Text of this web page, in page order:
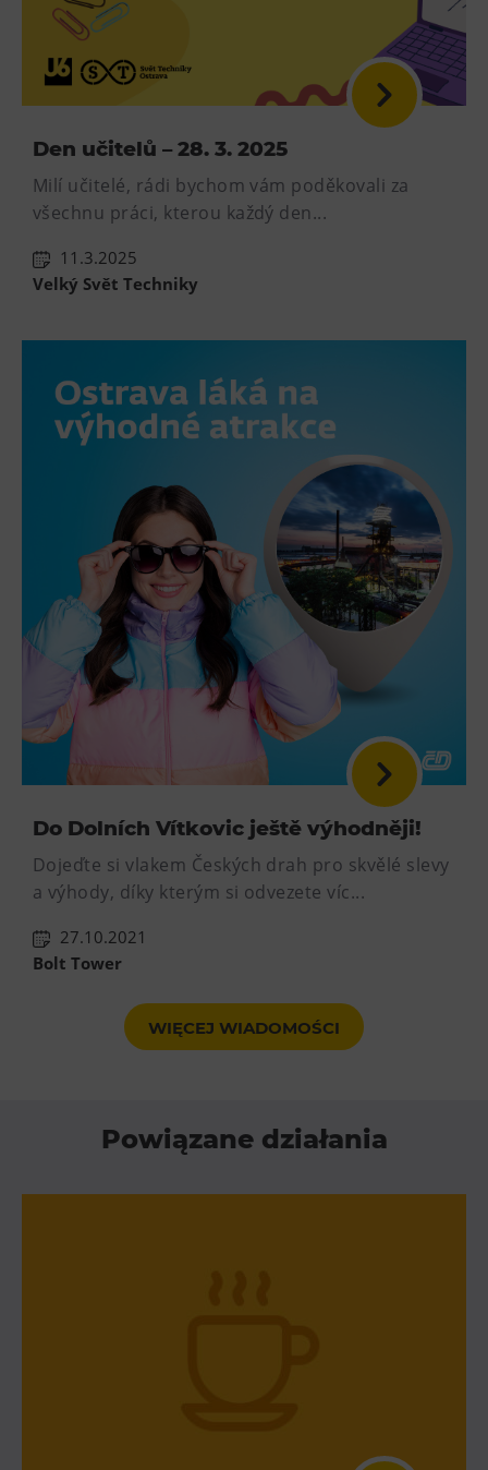
Den učitelů – 28. 3. 2025
Milí učitelé, rádi bychom vám poděkovali za
všechnu práci, kterou každý den...
11.3.2025
Velký Svět Techniky
Do Dolních Vítkovic ještě výhodněji!
Dojeďte si vlakem Českých drah pro skvělé slevy
a výhody, díky kterým si odvezete víc...
27.10.2021
Bolt Tower
WIĘCEJ WIADOMOŚCI
Powiązane działania